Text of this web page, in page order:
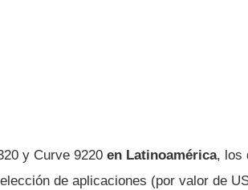
y Curve 9220 en Latinoamérica, los
de aplicaciones (por valor de